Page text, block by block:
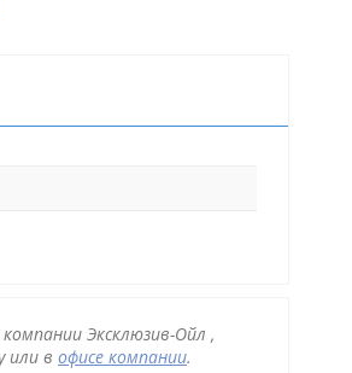
Эксклюзив-Ойл ,
или в офисе компании.